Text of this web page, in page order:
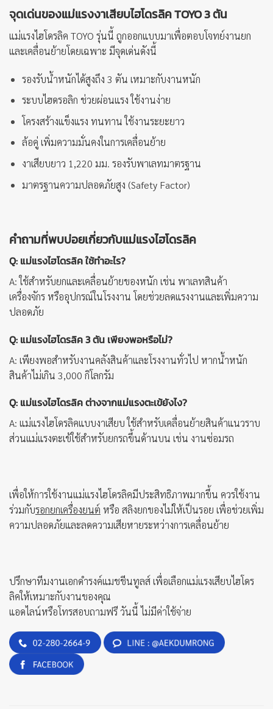
จุดเด่นของแม่แรงงาเสียบไฮโดรลิค TOYO 3 ตัน
แม่แรงไฮโดรลิค TOYO รุ่นนี้ ถูกออกแบบมาเพื่อตอบโจทย์งานยก
และเคลื่อนย้ายโดยเฉพาะ มีจุดเด่นดังนี้
รองรับน้ำหนักได้สูงถึง 3 ตัน เหมาะกับงานหนัก
ระบบไฮดรอลิก ช่วยผ่อนแรง ใช้งานง่าย
โครงสร้างแข็งแรง ทนทาน ใช้งานระยะยาว
ล้อคู่ เพิ่มความมั่นคงในการเคลื่อนย้าย
งาเสียบยาว 1,220 มม. รองรับพาเลทมาตรฐาน
มาตรฐานความปลอดภัยสูง (Safety Factor)
คำถามที่พบบ่อยเกี่ยวกับแม่แรงไฮโดรลิค
Q: แม่แรงไฮโดรลิค ใช้ทำอะไร?
A:ใช้สำหรับยกและเคลื่อนย้ายของหนัก เช่น พาเลทสินค้า
เครื่องจักร หรืออุปกรณ์ในโรงงาน โดยช่วยลดแรงงานและเพิ่มความ
ปลอดภัย
Q: แม่แรงไฮโดรลิค 3 ตัน เพียงพอหรือไม่?
A: เพียงพอสำหรับงานคลังสินค้าและโรงงานทั่วไป หากน้ำหนัก
สินค้าไม่เกิน 3,000 กิโลกรัม
Q: แม่แรงไฮโดรลิค ต่างจากแม่แรงตะเข้ยังไง?
A: แม่แรงไฮโดรลิคแบบงาเสียบ ใช้สำหรับเคลื่อนย้ายสินค้าแนวราบ
ส่วนแม่แรงตะเข้ใช้สำหรับยกรถขึ้นด้านบน เช่น งานซ่อมรถ
เพื่อให้การใช้งานแม่แรงไฮโดรลิคมีประสิทธิภาพมากขึ้น ควรใช้งาน
ร่วมกับรอกยกเครื่องยนต์ หรือ สลิงยกของไม่ให้เป็นรอย เพื่อช่วยเพิ่ม
ความปลอดภัยและลดความเสียหายระหว่างการเคลื่อนย้าย
ปรึกษาทีมงานเอกดำรงค์แมชชีนทูลส์ เพื่อเลือกแม่แรงเสียบไฮโดร
ลิคให้เหมาะกับงานของคุณ
แอดไลน์หรือโทรสอบถามฟรี วันนี้ ไม่มีค่าใช้จ่าย